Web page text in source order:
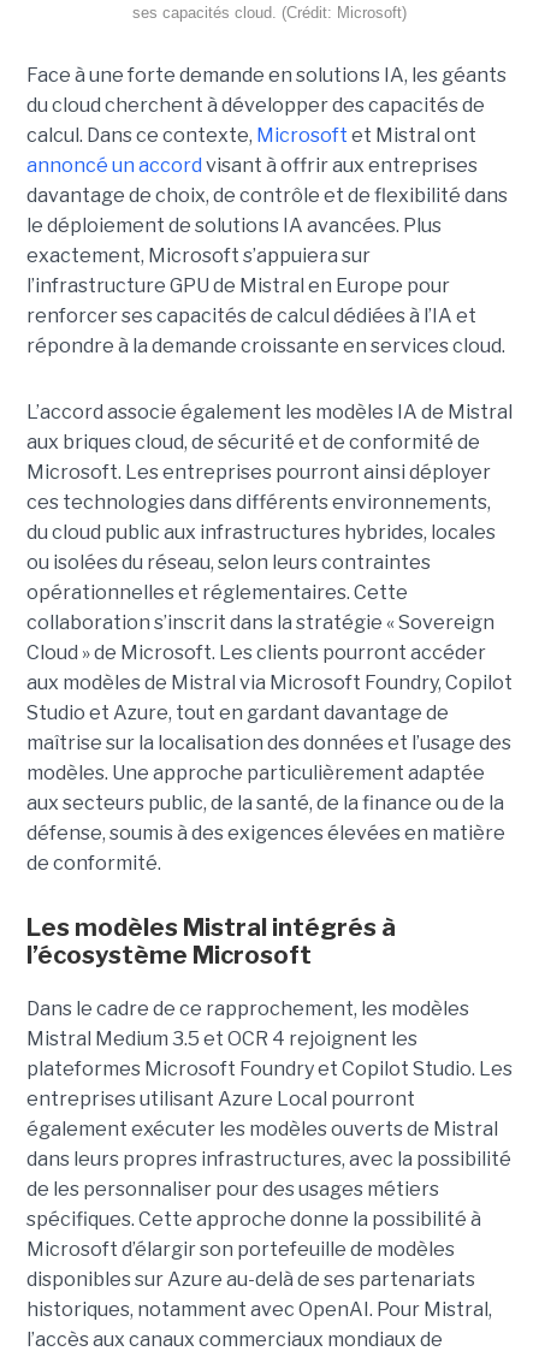
ses capacités cloud. (Crédit: Microsoft)
Face à une forte demande en solutions IA, les géants
du cloud cherchent à développer des capacités de
calcul. Dans ce contexte, Microsoft et Mistral ont
annoncé un accord visant à offrir aux entreprises
davantage de choix, de contrôle et de flexibilité dans
le déploiement de solutions IA avancées. Plus
exactement, Microsoft s’appuiera sur
l’infrastructure GPU de Mistral en Europe pour
renforcer ses capacités de calcul dédiées à l’IA et
répondre à la demande croissante en services cloud.
L’accord associe également les modèles IA de Mistral
aux briques cloud, de sécurité et de conformité de
Microsoft. Les entreprises pourront ainsi déployer
ces technologies dans différents environnements,
du cloud public aux infrastructures hybrides, locales
ou isolées du réseau, selon leurs contraintes
opérationnelles et réglementaires. Cette
collaboration s’inscrit dans la stratégie « Sovereign
Cloud » de Microsoft. Les clients pourront accéder
aux modèles de Mistral via Microsoft Foundry, Copilot
Studio et Azure, tout en gardant davantage de
maîtrise sur la localisation des données et l’usage des
modèles. Une approche particulièrement adaptée
aux secteurs public, de la santé, de la finance ou de la
défense, soumis à des exigences élevées en matière
de conformité.
Les modèles Mistral intégrés à
l’écosystème Microsoft
Dans le cadre de ce rapprochement, les modèles
Mistral Medium 3.5 et OCR 4 rejoignent les
plateformes Microsoft Foundry et Copilot Studio. Les
entreprises utilisant Azure Local pourront
également exécuter les modèles ouverts de Mistral
dans leurs propres infrastructures, avec la possibilité
de les personnaliser pour des usages métiers
spécifiques. Cette approche donne la possibilité à
Microsoft d’élargir son portefeuille de modèles
disponibles sur Azure au-delà de ses partenariats
historiques, notamment avec OpenAI. Pour Mistral,
l’accès aux canaux commerciaux mondiaux de